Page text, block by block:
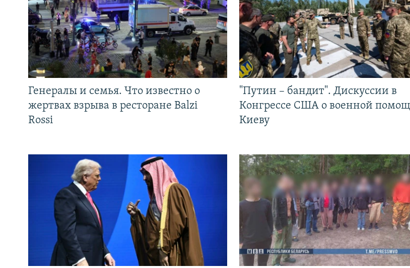
Генералы и семья. Что известно о
жертвах взрыва в ресторане Balzi
Rossi
"Путин – бандит". Дискуссии в
Конгрессе США о военной
Киеву